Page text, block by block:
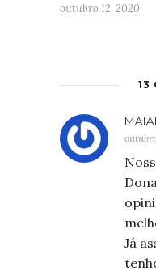
outubro 12, 2020
13
Já